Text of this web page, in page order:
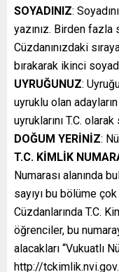
SOYADINIZ:
yazınız. Birden fazla
Cüzdanınızdaki
bırakarak ikinci
UYRUĞUNUZ:
uyruklu olan
uyruklarını T.C.
DOĞUM YERİNİZ:
T.C. KİMLİK
Numarası alanında
sayıyı bu bölüme
Cüzdanlarında T.C.
öğrenciler, bu
alacakları “Vukuatlı
http://